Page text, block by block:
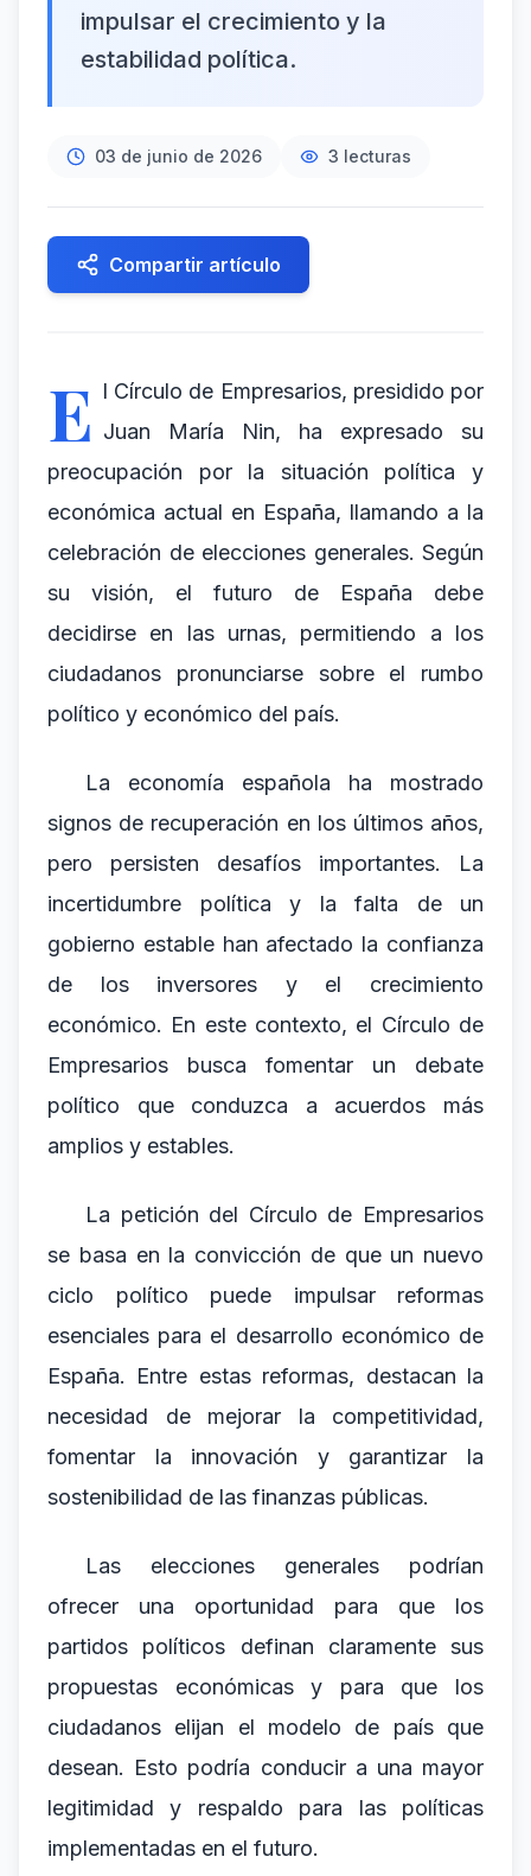
impulsar el crecimiento y la
estabilidad política.
03 de junio de 2026 3 lecturas
Compartir artículo
E l Círculo de Empresarios, presidido por
Juan María Nin, ha expresado su
preocupación por la situación política y
económica actual en España, llamando a la
celebración de elecciones generales. Según
su visión, el futuro de España debe
decidirse en las urnas, permitiendo a los
ciudadanos pronunciarse sobre el rumbo
político y económico del país.
La economía española ha mostrado
signos de recuperación en los últimos años,
pero persisten desafíos importantes. La
incertidumbre política y la falta de un
gobierno estable han afectado la confianza
de los inversores y el crecimiento
económico. En este contexto, el Círculo de
Empresarios busca fomentar un debate
político que conduzca a acuerdos más
amplios y estables.
La petición del Círculo de Empresarios
se basa en la convicción de que un nuevo
ciclo político puede impulsar reformas
esenciales para el desarrollo económico de
España. Entre estas reformas, destacan la
necesidad de mejorar la competitividad,
fomentar la innovación y garantizar la
sostenibilidad de las finanzas públicas.
Las elecciones generales podrían
ofrecer una oportunidad para que los
partidos políticos definan claramente sus
propuestas económicas y para que los
ciudadanos elijan el modelo de país que
desean. Esto podría conducir a una mayor
legitimidad y respaldo para las políticas
implementadas en el futuro.